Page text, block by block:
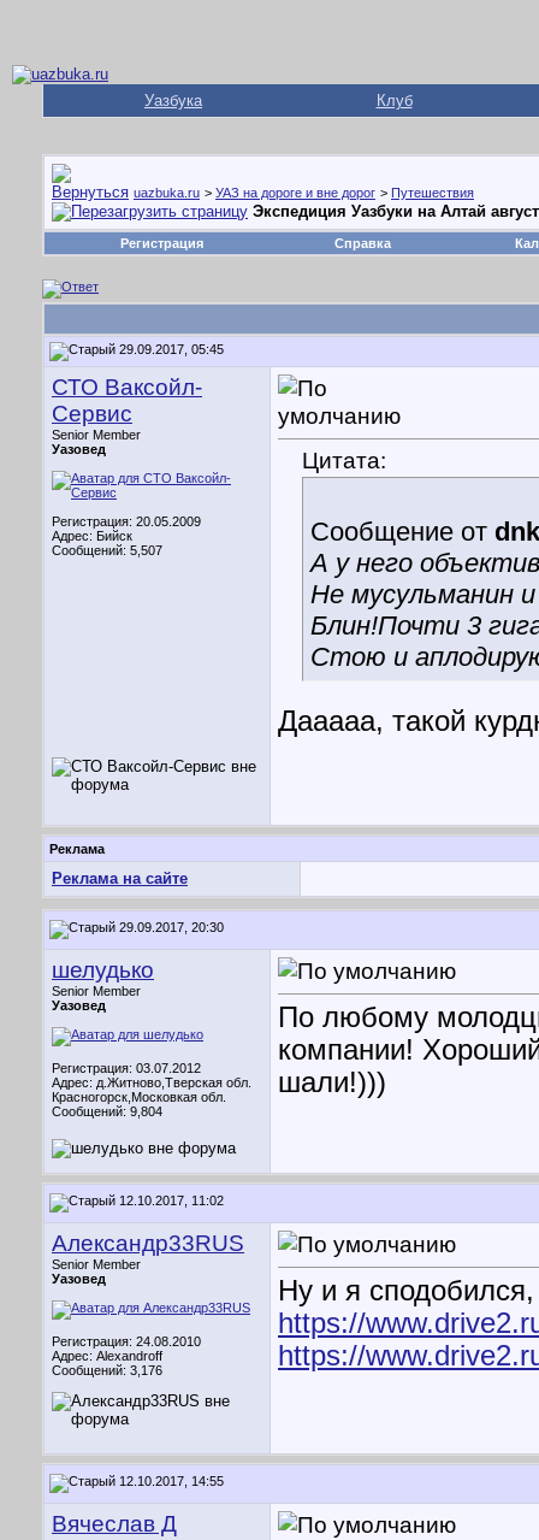
Уазбука Клуб
uazbuka.ru > УАЗ на дороге и вне дорог > Путешествия
Экспедиция Уазбуки на Алтай
Регистрация Справка
29.09.2017, 05:45
СТО Ваксойл-
Сервис
Senior Member
Уазовед
Регистрация: 20.05.2009
Адрес: Бийск
Сообщений: 5,507
Цитата:
Сообщение от
А у него
Не мусульманин
Блин!Почти 3
Стою и
Дааааа, такой
Реклама
Реклама на сайте
29.09.2017, 20:30
шелудько
Senior Member
Уазовед
Регистрация: 03.07.2012
Адрес: д.Житново,Тверская обл.
Красногорск,Московкая обл.
Сообщений: 9,804
По любому
компании!
шали!)))
12.10.2017, 11:02
Александр33RUS
Senior Member
Уазовед
Регистрация: 24.08.2010
Адрес: Alexandroff
Сообщений: 3,176
Ну и я
https://
https://
12.10.2017, 14:55
Вячеслав Д